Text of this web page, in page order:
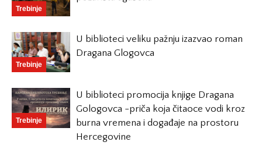
Trebinje
Trebinje
U biblioteci veliku pažnju izazvao roman
Dragana Glogovca
Trebinje
U biblioteci promocija knjige Dragana
Gologovca -priča koja čitaoce vodi kroz
burna vremena i događaje na prostoru
Hercegovine